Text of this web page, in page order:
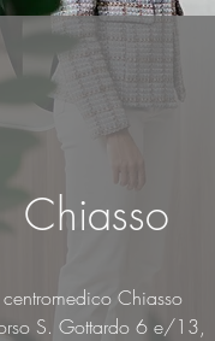
Chiasso
centromedico Chiasso
S. Gottardo 6 e/13,